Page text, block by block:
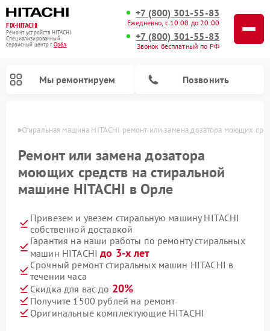
FIX-HITACHI
Ремонт устройств HITACHI
Специализированный
cервисный центр г.Орёл
+7 (800) 301-55-83
Ежедневно, с 10:00 до 20:00
+7 (800) 301-55-83
Звонок бесплатный по РФ
Мы ремонтируем Позвонить
Стиральная машина HITACHI ремонт или замена дозатора моющих
Ремонт или замена дозатора
моющих средств на стиральной
машине HITACHI в Орле
Привезем и увезем стиральную машину HITACHI
собственной доставкой
Гарантия на наши работы по ремонту стиральных
машин HITACHIдо 3-х лет
Срочный ремонт стиральных машин HITACHI в
течении часа
Скидка для вас до 20%
Получите 1500 рублей на ремонт
Оригинальные комплектующие HITACHI